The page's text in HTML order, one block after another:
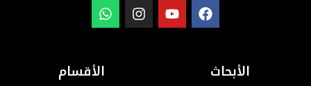
الأبحاث الأقسام